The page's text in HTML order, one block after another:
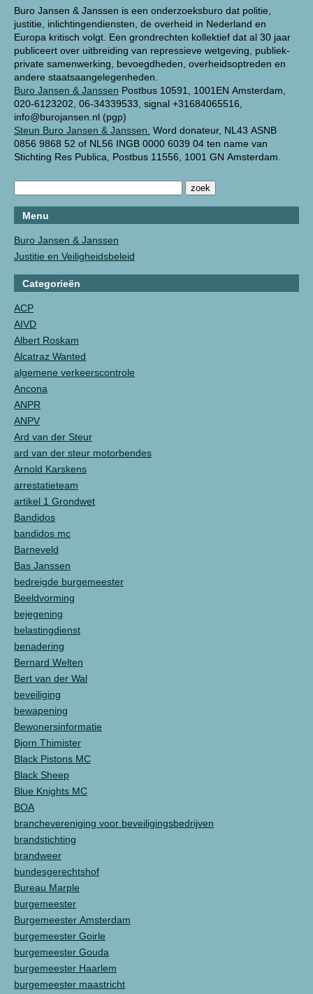
Buro Jansen & Janssen is een onderzoeksburo dat politie,
justitie, inlichtingendiensten, de overheid in Nederland en
Europa kritisch volgt. Een grondrechten kollektief dat al 30 jaar
publiceert over uitbreiding van repressieve wetgeving, publiek-
private samenwerking, bevoegdheden, overheidsoptreden en
andere staatsaangelegenheden.
Buro Jansen & Janssen Postbus 10591, 1001EN Amsterdam,
020-6123202, 06-34339533, signal +31684065516,
info@burojansen.nl (pgp)
Steun Buro Jansen & Janssen. Word donateur, NL43 ASNB
0856 9868 52 of NL56 INGB 0000 6039 04 ten name van
Stichting Res Publica, Postbus 11556, 1001 GN Amsterdam.
Menu
Buro Jansen & Janssen
Justitie en Veiligheidsbeleid
Categorieën
ACP
AIVD
Albert Roskam
Alcatraz Wanted
algemene verkeerscontrole
Ancona
ANPR
ANPV
Ard van der Steur
ard van der steur motorbendes
Arnold Karskens
arrestatieteam
artikel 1 Grondwet
Bandidos
bandidos mc
Barneveld
Bas Janssen
bedreigde burgemeester
Beeldvorming
bejegening
belastingdienst
benadering
Bernard Welten
Bert van der Wal
beveiliging
bewapening
Bewonersinformatie
Bjorn Thimister
Black Pistons MC
Black Sheep
Blue Knights MC
BOA
branchevereniging voor beveiligingsbedrijven
brandstichting
brandweer
bundesgerechtshof
Bureau Marple
burgemeester
Burgemeester Amsterdam
burgemeester Goirle
burgemeester Gouda
burgemeester Haarlem
burgemeester maastricht